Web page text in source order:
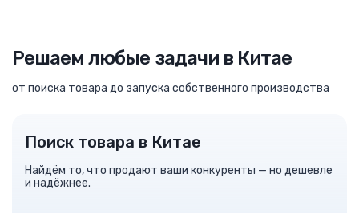
Решаем любые задачи в Китае
от поиска товара до запуска собственного производства
Поиск товара в Китае
Найдём то, что продают ваши конкуренты — но дешевле
и надёжнее.